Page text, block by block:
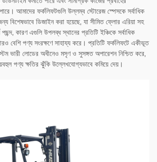
আমাদের ফর্কলিফটগুলি উল্লম্ব স্টোরেজ স্পেসকে সর্বাধিক
বিশেষভাবে ডিজাইন করা হয়েছে, যা সীমিত ফ্লোর এরিয়া সহ
কারণ এগুলি উপলব্ধ স্থানের প্রতিটি ইঞ্চিকে সর্বাধিক
বেশি পণ্য সংরক্ষণে সাহায্য করে। প্রতিটি ফর্কলিফটে একীভূত
ভারী লোডের অধীনেও মসৃণ ও সুসঙ্গত অপারেশন নিশ্চিত করে,
পণ্য ক্ষতির ঝুঁকি উল্লেখযোগ্যভাবে কমিয়ে দেয়।